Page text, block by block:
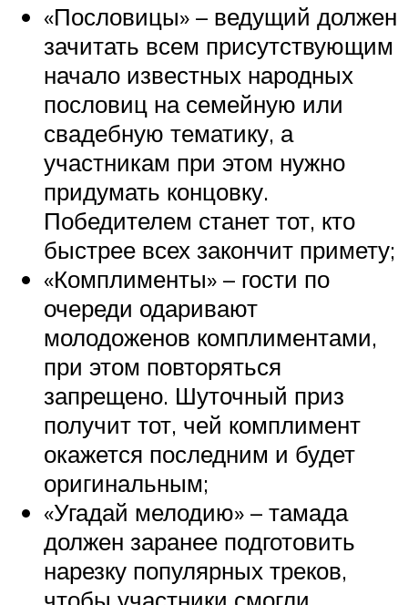
«Пословицы» – ведущий должен
зачитать всем присутствующим
начало известных народных
пословиц на семейную или
свадебную тематику, а
участникам при этом нужно
придумать концовку.
Победителем станет тот, кто
быстрее всех закончит примету;
«Комплименты» – гости по
очереди одаривают
молодоженов комплиментами,
при этом повторяться
запрещено. Шуточный приз
получит тот, чей комплимент
окажется последним и будет
оригинальным;
«Угадай мелодию» – тамада
должен заранее подготовить
нарезку популярных треков,